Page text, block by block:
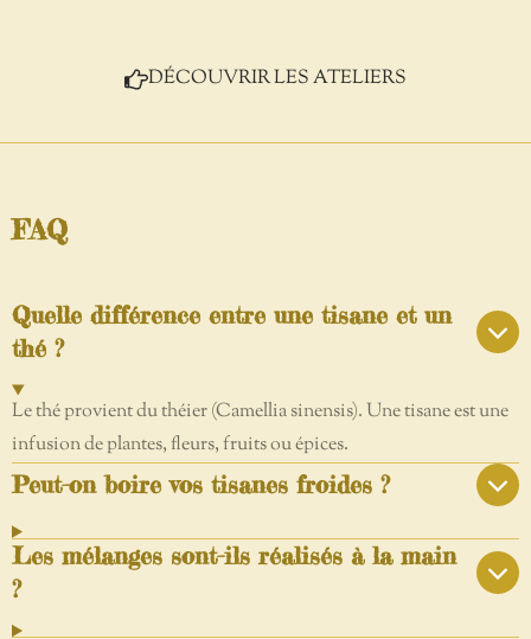
DÉCOUVRIR LES ATELIERS
FAQ
Quelle différence entre une tisane et un
thé ?
Le thé provient du théier (Camellia sinensis). Une tisane est une
infusion de plantes, fleurs, fruits ou épices.
Peut-on boire vos tisanes froides ?
Les mélanges sont-ils réalisés à la main
?